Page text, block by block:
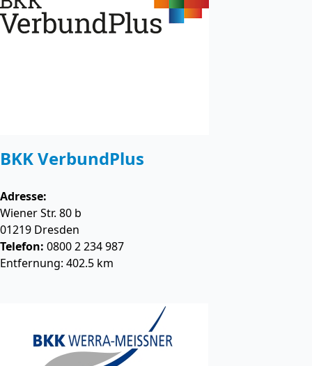
BKK VerbundPlus
Adresse:
Wiener Str. 80 b
01219 Dresden
Telefon: 0800 2 234 987
Entfernung: 402.5 km